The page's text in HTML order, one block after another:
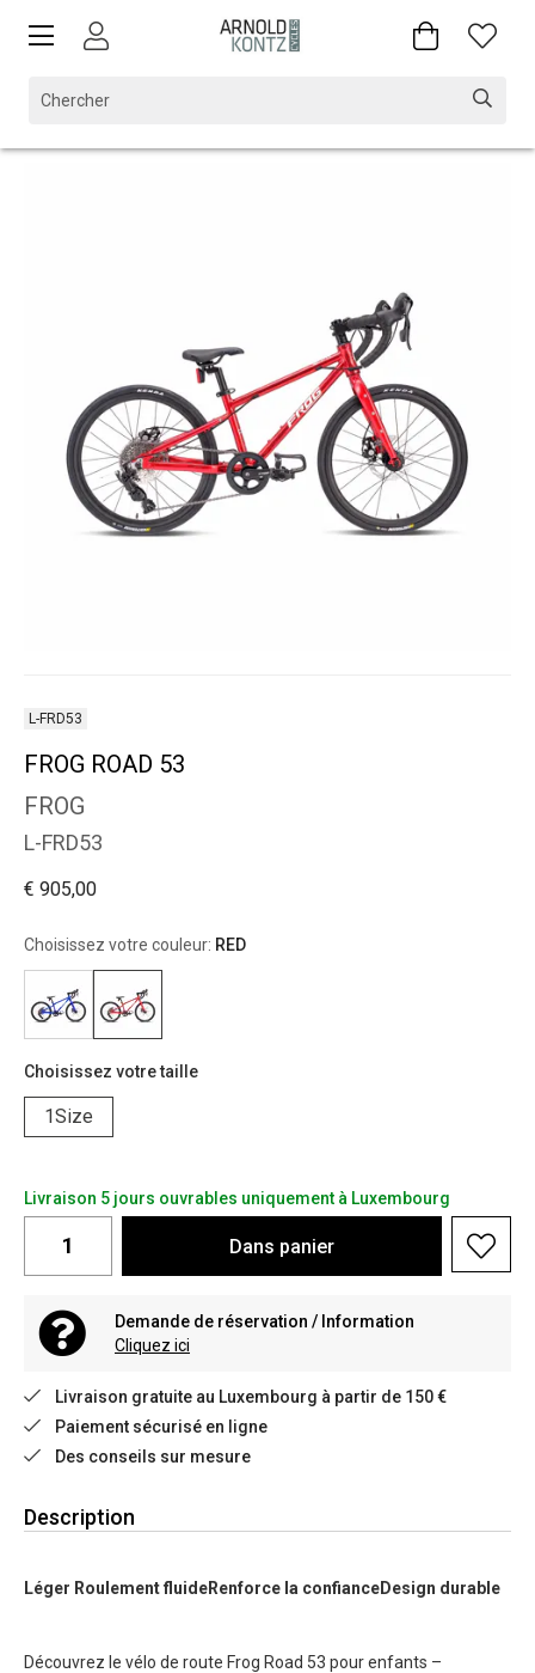
L-FRD53
FROG ROAD 53
FROG
L-FRD53
€ 905,00
Choisissez votre couleur: RED
Choisissez votre taille
1Size
Livraison 5 jours ouvrables uniquement à Luxembourg
Dans panier
Demande de réservation / Information
Cliquez ici
Livraison gratuite au Luxembourg à partir de 150 €
Paiement sécurisé en ligne
Des conseils sur mesure
Description
Léger Roulement fluideRenforce la confianceDesign durable
Découvrez le vélo de route Frog Road 53 pour enfants –